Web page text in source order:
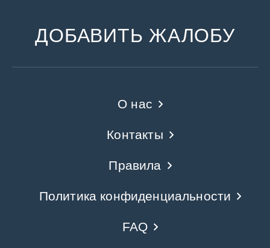
ДОБАВИТЬ ЖАЛОБУ
О нас
Контакты
Правила
Политика конфиденциальности
FAQ